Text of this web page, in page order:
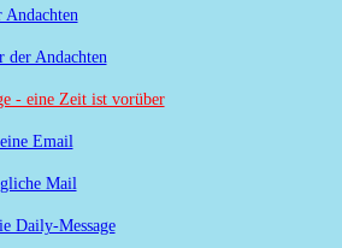
Andachten
der Andachten
- eine Zeit ist vorüber
Email
Mail
Daily-Message